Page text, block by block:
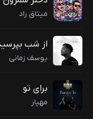
میثاق راد
از شب
یوسف زمانی
برای تو
مهیار